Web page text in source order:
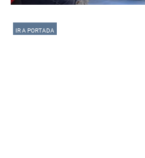
IR A PORTADA